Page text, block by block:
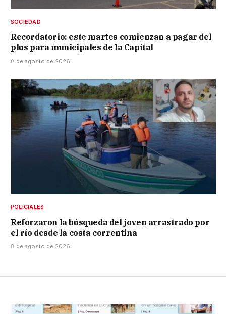
SOCIEDAD
Recordatorio: este martes comienzan a pagar del
plus para municipales de la Capital
8 de agosto de 2026
POLICIALES
Reforzaron la búsqueda del joven arrastrado por
el río desde la costa correntina
8 de agosto de 2026